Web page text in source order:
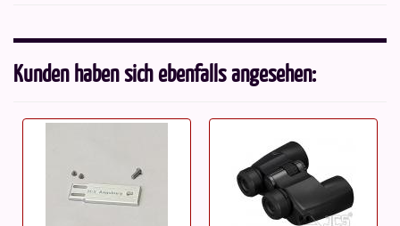
Kunden haben sich ebenfalls angesehen: